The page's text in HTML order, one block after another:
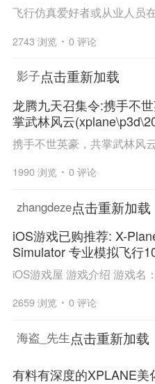
2743 浏览 0 评论
影子点击重新加载
龙腾九天召集令:携手不
掌武林风云
次开发
1990 浏览 0 评论
zhangdeze点击重新加载
iOS游戏已购推荐: X-
Simulator 专业模拟飞行
高自由度的模拟飞行驾驶
订阅
2659 浏览 0 评论
海盗_先生点击重新加载
有料有深度的XPLANE美